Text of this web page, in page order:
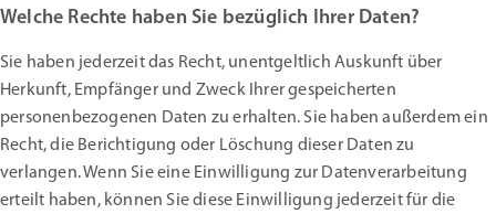
Welche Rechte haben Sie bezüglich Ihrer Daten?
Sie haben jederzeit das Recht, unentgeltlich Auskunft über
Herkunft, Empfänger und Zweck Ihrer gespeicherten
personenbezogenen Daten zu erhalten. Sie haben außerdem ein
Recht, die Berichtigung oder Löschung dieser Daten zu
verlangen. Wenn Sie eine Einwilligung zur Datenverarbeitung
erteilt haben, können Sie diese Einwilligung jederzeit für die